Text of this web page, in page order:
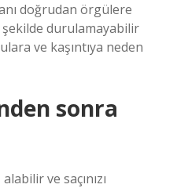
doğrudan örgülere
durulamayabilir
ve kaşıntıya neden
sonra
ve saçınızı